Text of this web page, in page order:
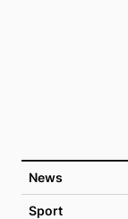
News
Sport